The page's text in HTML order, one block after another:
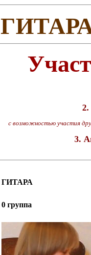
с возможностью участия
3.
ГИТАРА
0 группа